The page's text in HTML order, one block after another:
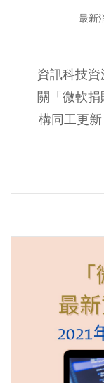
最新
資訊科技
關「微軟
構同工更